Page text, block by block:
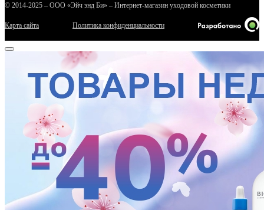
© 2014-2025 – ООО «Эйч энд Би» – Интернет-магазин уходовой косметики
Карта сайта Политика конфиденциальности